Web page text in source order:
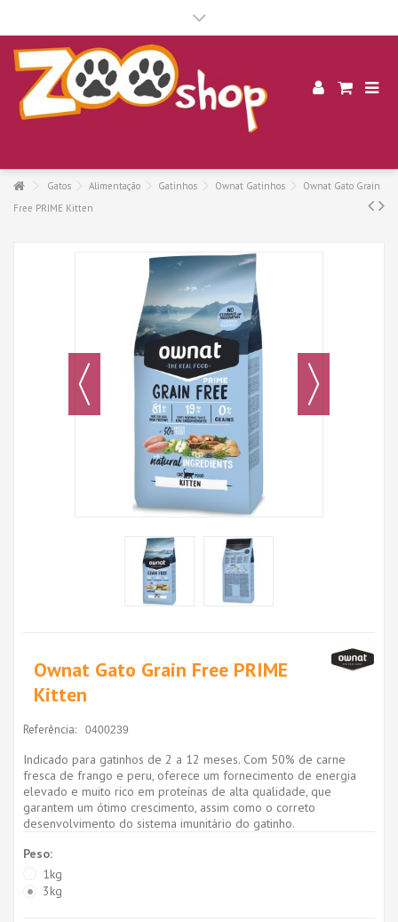
Gatos Alimentação Gatinhos Ownat Gatinhos
Ownat Gato Grain
Free PRIME Kitten
Ownat Gato Grain Free PRIME
Kitten
Referência: 0400239
Indicado para gatinhos de 2 a 12 meses. Com 50% de carne
fresca de frango e peru, oferece um fornecimento de energia
elevado e muito rico em proteínas de alta qualidade, que
garantem um ótimo crescimento, assim como o correto
desenvolvimento do sistema imunitário do gatinho.
Peso:
1kg
3kg